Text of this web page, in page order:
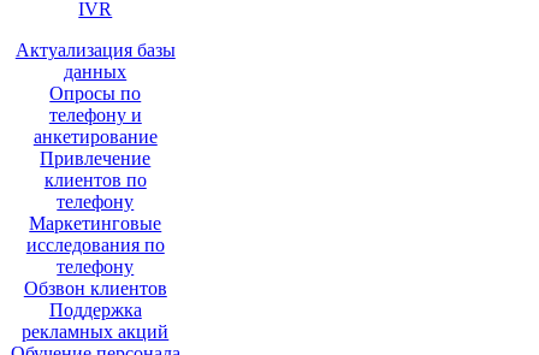
IVR
Актуализация базы
данных
Опросы по
телефону и
анкетирование
Привлечение
клиентов по
телефону
Маркетинговые
исследования по
телефону
Обзвон клиентов
Поддержка
рекламных акций